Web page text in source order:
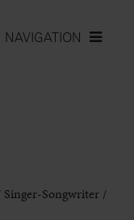
NAVIGATION
Songwriter /